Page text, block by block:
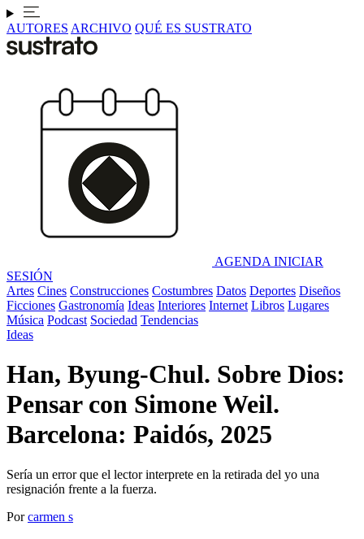
AUTORES ARCHIVO QUÉ ES SUSTRATO
AGENDA INICIAR
SESIÓN
Artes Cines Construcciones Costumbres Datos Deportes Diseños
Ficciones Gastronomía Ideas Interiores Internet Libros Lugares
Música Podcast Sociedad Tendencias
Ideas
Han, Byung-Chul. Sobre Dios:
Pensar con Simone Weil.
Barcelona: Paidós, 2025
Sería un error que el lector interprete en la retirada del yo una
resignación frente a la fuerza.
Por carmen s